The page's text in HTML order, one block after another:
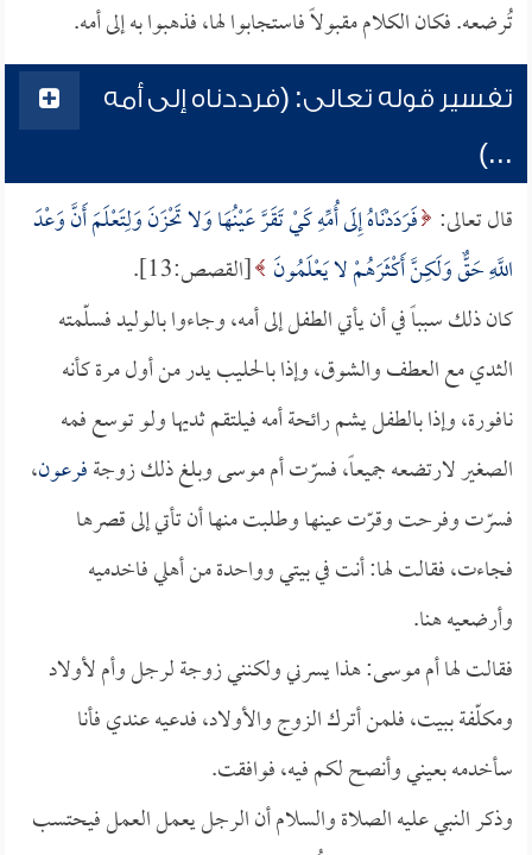
تُرضعه. فكان الكلام مقبولاً فاستجابوا لها، فذهبوا به إلى أمه.
تفسير قوله تعالى: (فرددناه إلى أمه
...)
قال تعالى: فَرَدَدْنَاهُ إِلَى أُمِّهِ كَيْ تَقَرَّ عَيْنُهَا وَلا تَحْزَنَ وَلِتَعْلَمَ أَنَّ وَعْدَ
اللَّهِ حَقٌّ وَلَكِنَّ أَكْثَرَهُمْ لا يَعْلَمُونَ [القصص:13].
كان ذلك سبباً في أن يأتي الطفل إلى أمه، وجاءوا بالوليد فسلّمته
الثدي مع العطف والشوق، وإذا بالحليب يدر من أول مرة كأنه
نافورة، وإذا بالطفل يشم رائحة أمه فيلتقم ثديها ولو توسع فمه
الصغير لارتضعه جميعاً، فسرّت أم موسى وبلغ ذلك زوجةفرعون،
فسرّت وفرحت وقرّت عينها وطلبت منها أن تأتي إلى قصرها
فجاءت، فقالت لها: أنت في بيتي وواحدة من أهلي فاخدميه
وأرضعيه هنا.
فقالت لها أم موسى: هذا يسرني ولكنني زوجة لرجل وأم لأولاد
ومكلّفة ببيت، فلمن أترك الزوج والأولاد، فدعيه عندي فأنا
سأخدمه بعيني وأنصح لكم فيه، فوافقت.
وذكر النبي عليه الصلاة والسلام أن الرجل يعمل العمل فيحتسب